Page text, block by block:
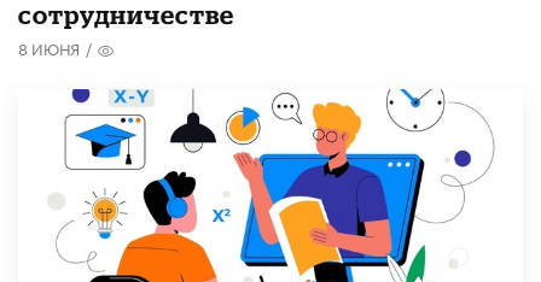
сотрудничестве
8 ИЮНЯ /